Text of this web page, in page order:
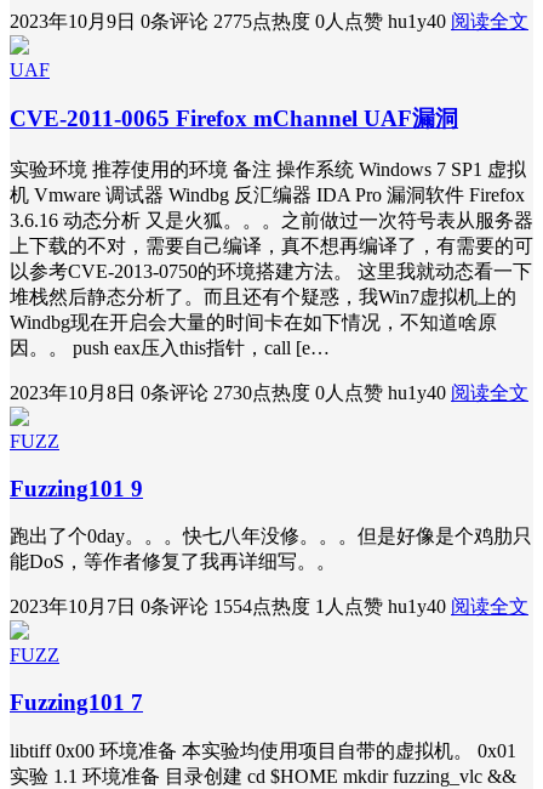
2023年10月9日 0条评论 2775点热度 0人点赞 hu1y40 阅读全文
UAF
CVE-2011-0065 Firefox mChannel UAF漏洞
实验环境 推荐使用的环境 备注 操作系统 Windows 7 SP1 虚拟
机 Vmware 调试器 Windbg 反汇编器 IDA Pro 漏洞软件 Firefox
3.6.16 动态分析 又是火狐。。。之前做过一次符号表从服务器
上下载的不对，需要自己编译，真不想再编译了，有需要的可
以参考CVE-2013-0750的环境搭建方法。 这里我就动态看一下
堆栈然后静态分析了。而且还有个疑惑，我Win7虚拟机上的
Windbg现在开启会大量的时间卡在如下情况，不知道啥原
因。。 push eax压入this指针，call [e…
2023年10月8日 0条评论 2730点热度 0人点赞 hu1y40 阅读全文
FUZZ
Fuzzing101 9
跑出了个0day。。。快七八年没修。。。但是好像是个鸡肋只
能DoS，等作者修复了我再详细写。。
2023年10月7日 0条评论 1554点热度 1人点赞 hu1y40 阅读全文
FUZZ
Fuzzing101 7
libtiff 0x00 环境准备 本实验均使用项目自带的虚拟机。 0x01
实验 1.1 环境准备 目录创建 cd $HOME mkdir fuzzing_vlc &&